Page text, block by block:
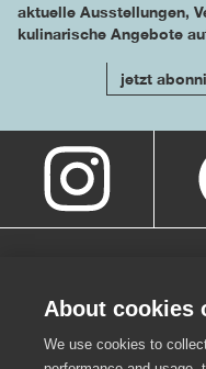
aktuelle Ausstellungen,
kulinarische Angebote
jetzt
About cookies
We use cookies to